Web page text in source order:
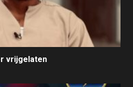
vrijgelaten